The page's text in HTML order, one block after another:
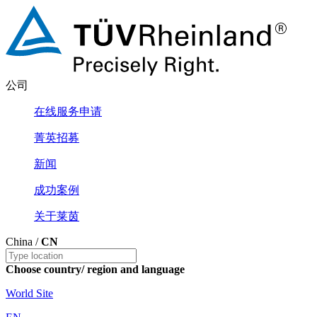
公司
在线服务申请
菁英招募
新闻
成功案例
关于莱茵
China /CN
Choose country/ region and language
World Site